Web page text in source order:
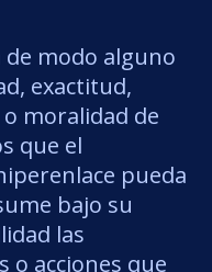
modo alguno
exactitud,
moralidad de
que el
pueda
bajo su
las
o acciones que